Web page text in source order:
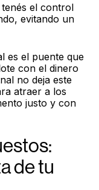
tenés el control
evitando un
es el puente que
con el dinero
no deja este
atraer a los
justo y con
de tu